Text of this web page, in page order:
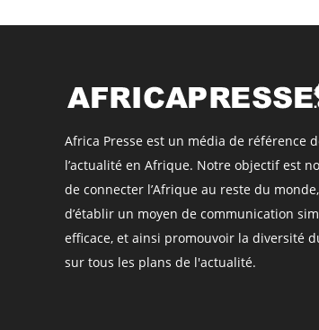
Africa Presse est un média de référence
l’actualité en Afrique. Notre objectif est
de connecter l’Afrique au reste du
d’établir un moyen de communication
efficace, et ainsi promouvoir la diversité
sur tous les plans de l'actualité.